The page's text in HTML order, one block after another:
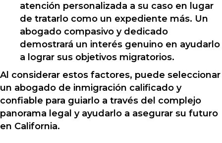
atención personalizada a su caso en lugar
de tratarlo como un expediente más. Un
abogado compasivo y dedicado
demostrará un interés genuino en ayudarlo
a lograr sus objetivos migratorios.
Al considerar estos factores, puede seleccionar
un abogado de inmigración calificado y
confiable para guiarlo a través del complejo
panorama legal y ayudarlo a asegurar su futuro
en California.